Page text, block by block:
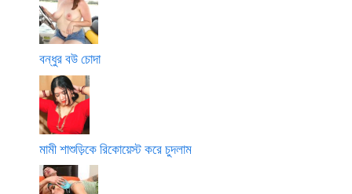
বন্ধুর বউ চোদা
মামী শাশুড়িকে রিকোয়েস্ট করে চুদলাম